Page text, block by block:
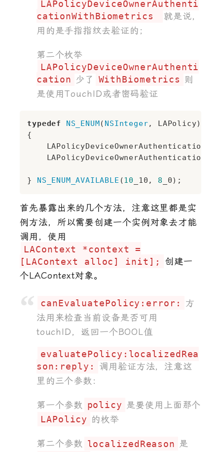
LAPolicyDeviceOwnerAuthenti
cationWithBiometrics
就是说，
用的是手指指纹去验证的；
第二个枚举
LAPolicyDeviceOwnerAuthenti
cation 少了 WithBiometrics
则
是使用TouchID或者密码验证
typedef NS_ENUM( NSInteger, LAPolicy)
{
    LAPolicyDeviceOwnerAuthentication
} NS_ENUM_AVAILABLE (10 _10, 8
首先暴露出来的几个方法，注意这里都是实
例方法，所以需要创建一个实例对象去才能
调用，使用
LAContext *context =
[LAContext alloc] init];
创建一
个LAContext对象。
canEvaluatePolicy:error:
方
法用来检查当前设备是否可用
touchID，返回一个BOOL值
evaluatePolicy:localizedRea
son:reply:
调用验证方法，注意这
里的三个参数：
第一个参数 policy 是要使用上面那个
LAPolicy 的枚举
第二个参数 localizedReason 是